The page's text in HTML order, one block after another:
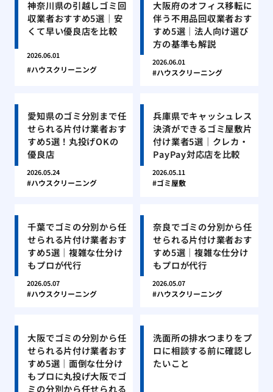
神奈川県の引越しゴミ回
収業者おすすめ5選｜安
くて早い優良店を比較
2026.06.01
ハウスクリーニング
大阪府のオフィス移転に
伴う不用品回収業者おす
すめ5選｜法人向け選び
方の基準も解説
2026.06.01
ハウスクリーニング
愛知県のゴミ分別まで任
せられる片付け業者おす
すめ5選！丸投げOKの
優良店
2026.05.24
ハウスクリーニング
兵庫県でキャッシュレス
決済ができるゴミ屋敷片
付け業者5選｜クレカ・
PayPay対応店を比較
2026.05.11
ゴミ屋敷
千葉でゴミの分別から任
せられる片付け業者おす
すめ5選｜複雑な仕分け
もプロが代行
2026.05.07
ハウスクリーニング
奈良でゴミの分別から任
せられる片付け業者おす
すめ5選｜複雑な仕分け
もプロが代行
2026.05.07
ハウスクリーニング
大阪でゴミの分別から任
せられる片付け業者おす
すめ5選｜面倒な仕分け
もプロに丸投げ大阪でゴ
ミの分別から任せられる
洗面所の排水つまりをプ
ロに相談する前に確認し
たいこと